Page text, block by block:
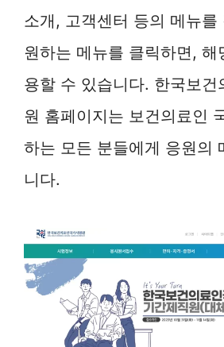
소개, 고객센터 등의 메뉴를
원하는 메뉴를 클릭하면, 해
용할 수 있습니다. 한국보건
원 홈페이지는 보건의료인
하는 모든 분들에게 응원의
니다.